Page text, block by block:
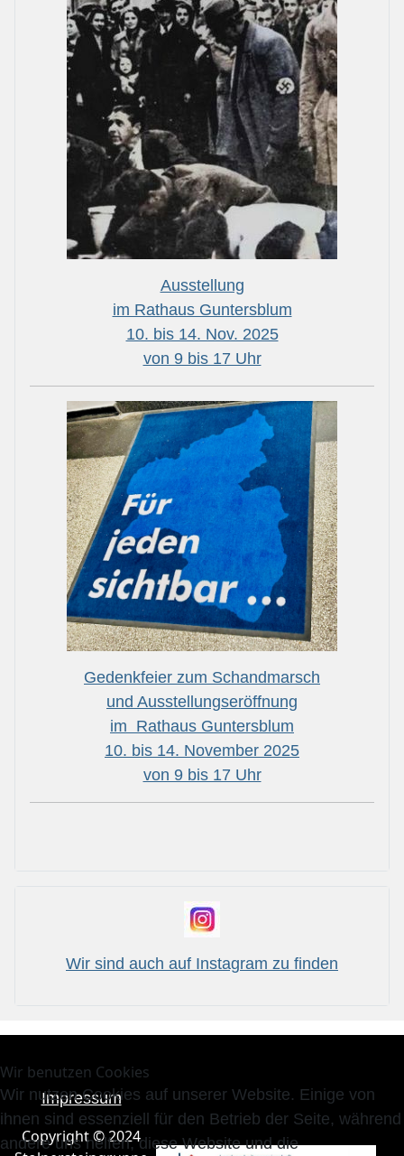
Ausstellung
im Rathaus Guntersblum
10. bis 14. Nov. 2025
von 9 bis 17 Uhr
Gedenkfeier zum Schandmarsch
und Ausstellungseröffnung
im Rathaus Guntersblum
10. bis 14. November 2025
von 9 bis 17 Uhr
Wir sind auch auf Instagram zu finden
Impressum
Copyright © 2024
Wir benutzen Cookies
Wir nutzen Cookies auf unserer Website. Einige von
ihnen sind essenziell für den Betrieb der Seite, während
andere uns helfen, diese Website und die